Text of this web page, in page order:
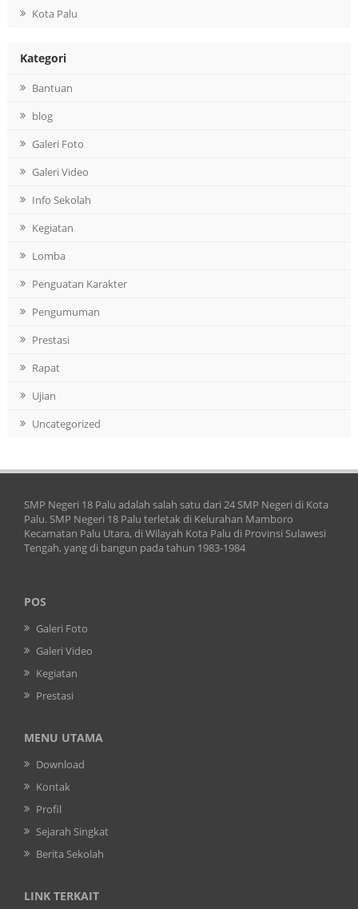
Kota Palu
Kategori
Bantuan
blog
Galeri Foto
Galeri Video
Info Sekolah
Kegiatan
Lomba
Penguatan Karakter
Pengumuman
Prestasi
Rapat
Ujian
Uncategorized
SMP Negeri 18 Palu adalah salah satu dari 24 SMP Negeri di Kota
Palu. SMP Negeri 18 Palu terletak di Kelurahan Mamboro
Kecamatan Palu Utara, di Wilayah Kota Palu di Provinsi Sulawesi
Tengah, yang di bangun pada tahun 1983-1984
POS
Galeri Foto
Galeri Video
Kegiatan
Prestasi
MENU UTAMA
Download
Kontak
Profil
Sejarah Singkat
Berita Sekolah
LINK TERKAIT